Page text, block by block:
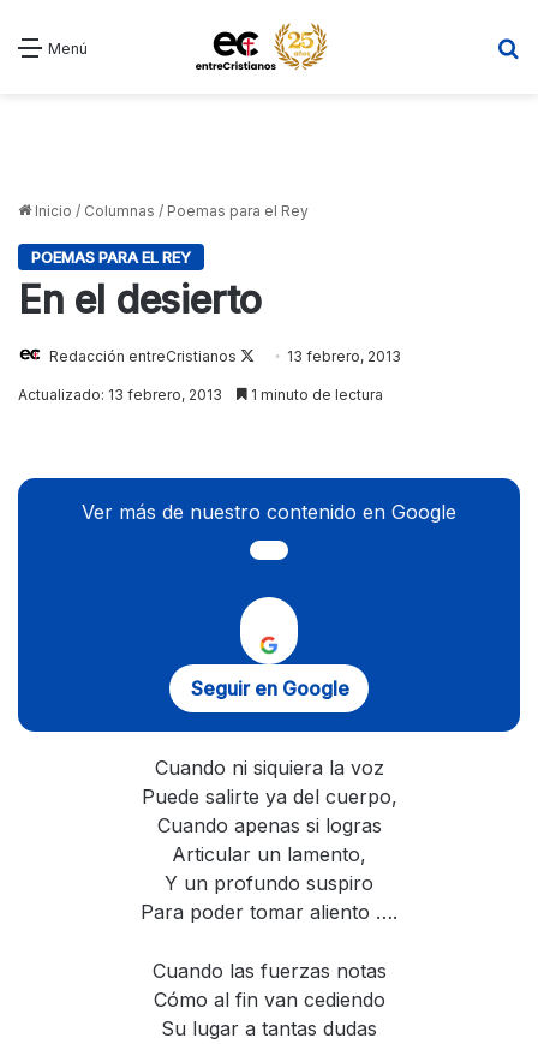
Menú
Inicio / Columnas / Poemas para el Rey
POEMAS PARA EL REY
En el desierto
Redacción entreCristianos
Follow
on
13 febrero, 2013
Actualizado: 13 febrero, 2013 1 minuto de lectura
Ver más de nuestro contenido en Google
Seguir en Google
Cuando ni siquiera la voz
Puede salirte ya del cuerpo,
Cuando apenas si logras
Articular un lamento,
Y un profundo suspiro
Para poder tomar aliento ….
Cuando las fuerzas notas
Cómo al fin van cediendo
Su lugar a tantas dudas